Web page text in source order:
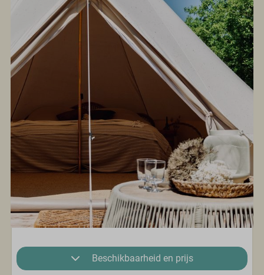
Beschikbaarheid en prijs